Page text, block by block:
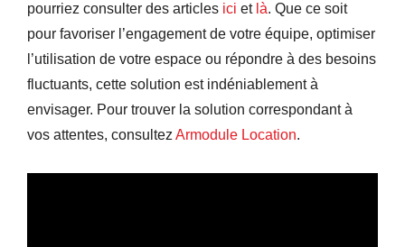
pourriez consulter des articles ici et là. Que ce soit
pour favoriser l’engagement de votre équipe, optimiser
l’utilisation de votre espace ou répondre à des besoins
fluctuants, cette solution est indéniablement à
envisager. Pour trouver la solution correspondant à
vos attentes, consultez Armodule Location.